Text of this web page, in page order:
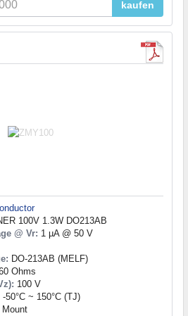
kaufen
100V 1.3W DO213AB
@ Vr: 1 µA @ 50 V
DO-213AB (MELF)
Ohms
100 V
-50°C ~ 150°C (TJ)